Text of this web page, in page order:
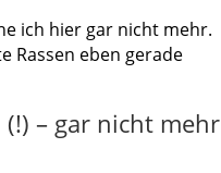
ich hier gar nicht mehr.
Rassen eben gerade
– gar nicht mehr